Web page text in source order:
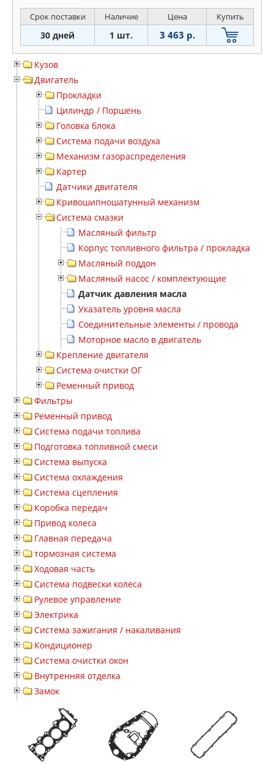
Срок поставки Наличие Цена Купить
30 дней 1 шт. 3 463 р.
Кузов
Двигатель
Прокладки
Цилиндр / Поршень
Головка блока
Система подачи воздуха
Механизм газораспределения
Картер
Датчики двигателя
Кривошипношатунный механизм
Система смазки
Масляный фильтр
Корпус топливного фильтра / прокладка
Масляный поддон
Масляный насос / комплектующие
Датчик давления масла
Указатель уровня масла
Соединительные элементы / провода
Моторное масло в двигатель
Крепление двигателя
Система очистки ОГ
Ременный привод
Фильтры
Ременный привод
Система подачи топлива
Подготовка топливной смеси
Система выпуска
Система охлаждения
Система сцепления
Коробка передач
Привод колеса
Главная передача
тормозная система
Ходовая часть
Система подвески колеса
Рулевое управление
Электрика
Система зажигания / накаливания
Кондиционер
Система очистки окон
Внутренняя отделка
Замок